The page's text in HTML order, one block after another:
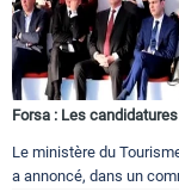
Forsa : Les
Le ministère du
a annoncé, dans un